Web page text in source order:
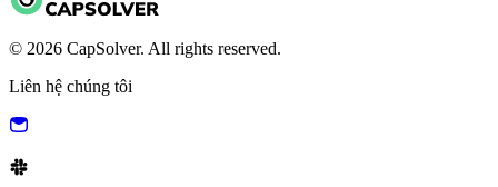
© 2026 CapSolver. All rights reserved.
Liên hệ chúng tôi